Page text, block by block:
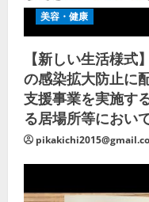
美容・健康
【新しい生活様
の感染拡大防止に
支援事業を実施す
る居場所等におい